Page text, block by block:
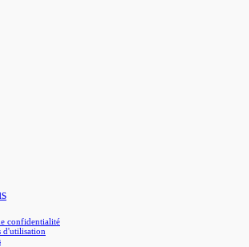
confidentialité
d'utilisation